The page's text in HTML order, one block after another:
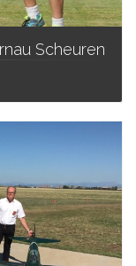
Scheuren